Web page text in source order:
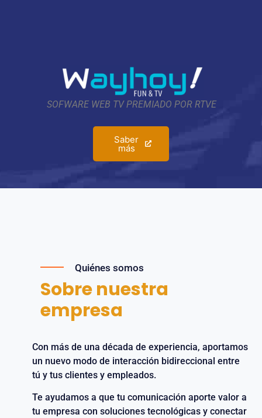
SOFWARE WEB TV PREMIADO POR RTVE
Saber
más
Quiénes somos
Sobre nuestra
empresa
Con más de una década de experiencia, aportamos
un nuevo modo de interacción bidireccional entre
tú y tus clientes y empleados.
Te ayudamos a que tu comunicación aporte valor a
tu empresa con soluciones tecnológicas y conectar